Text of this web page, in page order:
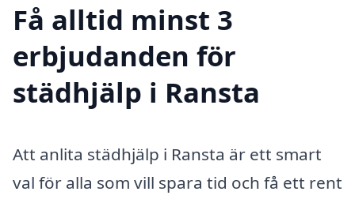
Få alltid minst 3
erbjudanden för
städhjälp i Ransta
Att anlita städhjälp i Ransta är ett smart
val för alla som vill spara tid och få ett rent